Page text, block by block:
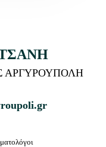
ΑΡΓΥΡΟΥΠΟΛΗ